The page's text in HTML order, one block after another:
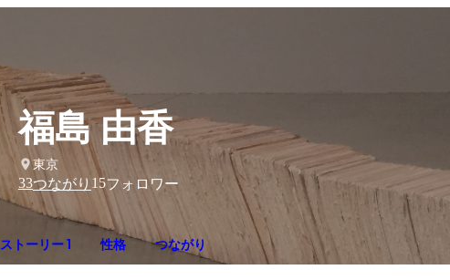
福島 由香
東京
33つながり 15フォロワー
ストーリー 1 性格 つながり